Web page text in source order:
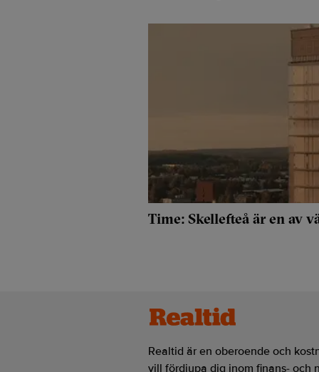
Time: Skellefteå är en av
Realtid är en oberoende och
vill fördjupa dig inom finans- och